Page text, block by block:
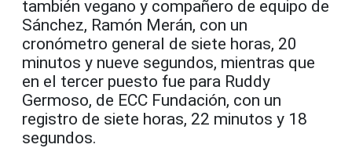
también vegano y compañero de equipo de
Sánchez, Ramón Merán, con un
cronómetro general de siete horas, 20
minutos y nueve segundos, mientras que
en el tercer puesto fue para Ruddy
Germoso, de ECC Fundación, con un
registro de siete horas, 22 minutos y 18
segundos.